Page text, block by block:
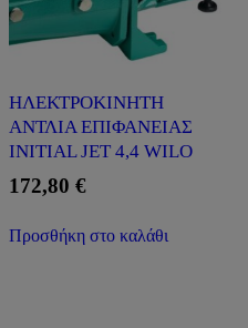
ΗΛΕΚΤΡΟΚΙΝΗΤΗ
ΑΝΤΛΙΑ ΕΠΙΦΑΝΕΙΑΣ
INITIAL JET 4,4 WILO
172,80 €
Προσθήκη στο καλάθι